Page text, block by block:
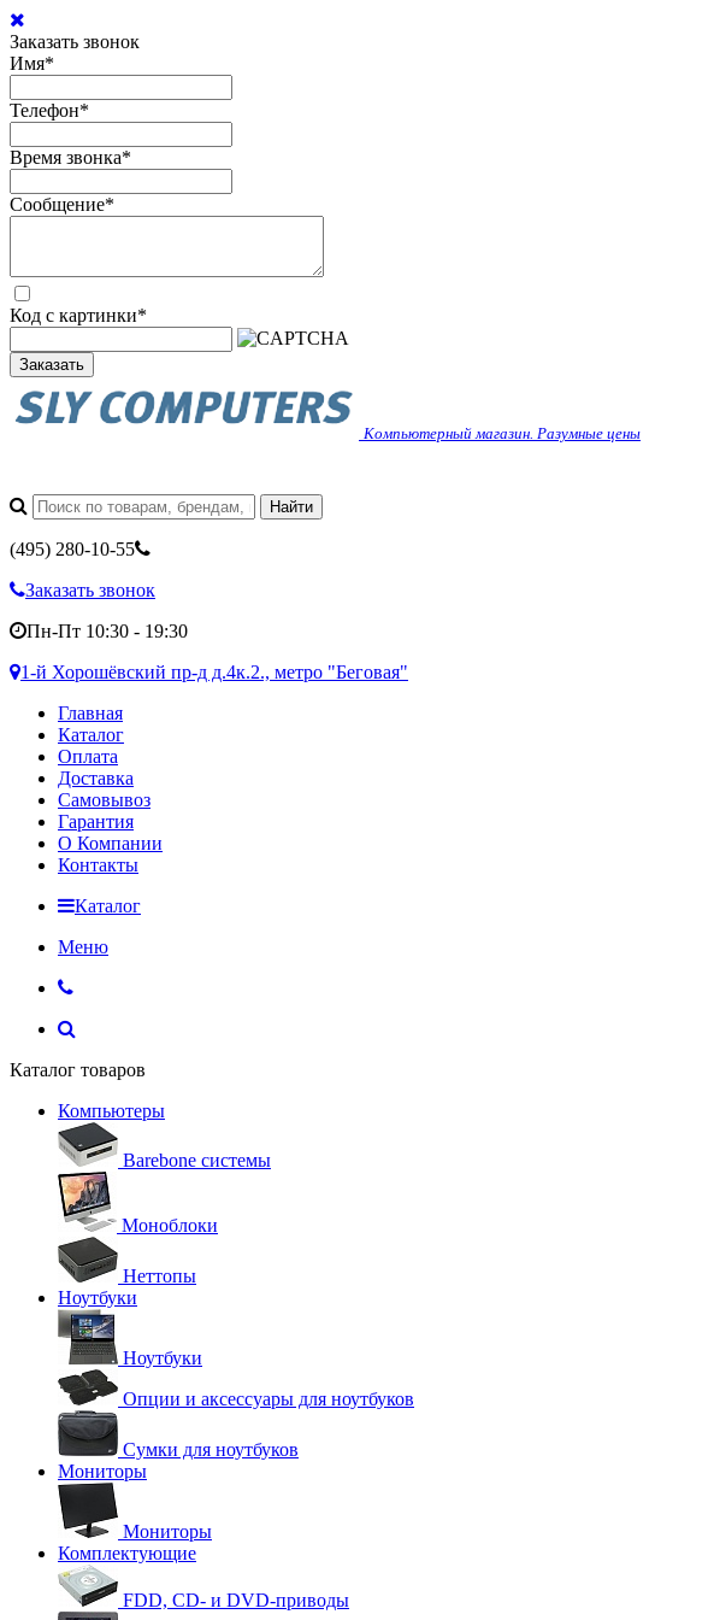
Заказать звонок
Имя*
Телефон*
Время звонка*
Сообщение*
Код с картинки*
Заказать
Компьютерный магазин. Разумные цены
(495) 280-10-55
Заказать звонок
Пн-Пт 10:30 - 19:30
1-й Хорошёвский пр-д д.4к.2., метро "Беговая"
Главная
Каталог
Оплата
Доставка
Самовывоз
Гарантия
О Компании
Контакты
Каталог
Меню
Каталог товаров
Компьютеры
Barebone системы
Моноблоки
Неттопы
Ноутбуки
Ноутбуки
Опции и аксессуары для ноутбуков
Сумки для ноутбуков
Мониторы
Мониторы
Комплектующие
FDD, CD- и DVD-приводы